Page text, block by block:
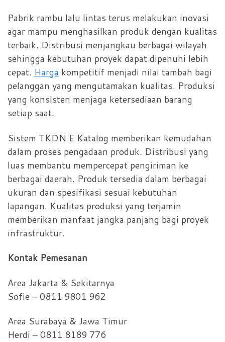
Pabrik rambu lalu lintas terus melakukan inovasi
agar mampu menghasilkan produk dengan kualitas
terbaik. Distribusi menjangkau berbagai wilayah
sehingga kebutuhan proyek dapat dipenuhi lebih
cepat. Harga kompetitif menjadi nilai tambah bagi
pelanggan yang mengutamakan kualitas. Produksi
yang konsisten menjaga ketersediaan barang
setiap saat.
Sistem TKDN E Katalog memberikan kemudahan
dalam proses pengadaan produk. Distribusi yang
luas membantu mempercepat pengiriman ke
berbagai daerah. Produk tersedia dalam berbagai
ukuran dan spesifikasi sesuai kebutuhan
lapangan. Kualitas produksi yang terjamin
memberikan manfaat jangka panjang bagi proyek
infrastruktur.
Kontak Pemesanan
Area Jakarta & Sekitarnya
Sofie – 0811 9801 962
Area Surabaya & Jawa Timur
Herdi – 0811 8189 776